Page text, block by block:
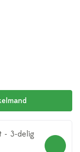
- 3-delig